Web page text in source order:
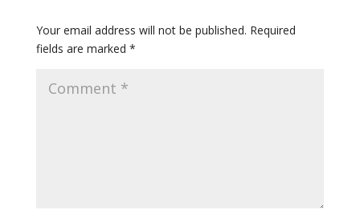
Your email address will not be published. Required
fields are marked *